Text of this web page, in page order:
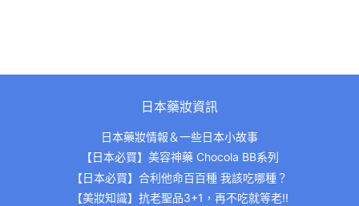
日本藥妝資訊
日本藥妝情報＆一些日本小故事
【日本必買】美容神藥 Chocola BB系列
【日本必買】合利他命百百種 我該吃哪種？
【美妝知識】抗老聖品3+1，再不吃就等老!!